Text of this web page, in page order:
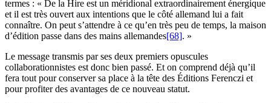
termes : « De la Hire est un méridional extraordinairement énergique
et il est très ouvert aux intentions que le côté allemand lui a fait
connaître. On peut s’attendre à ce qu’en très peu de temps, la maison
d’édition passe dans des mains allemandes[68]. »
Le message transmis par ses deux premiers opuscules
collaborationnistes est donc bien passé. Et on comprend déjà qu’il
fera tout pour conserver sa place à la tête des Éditions Ferenczi et
pour profiter des avantages de ce nouveau statut.